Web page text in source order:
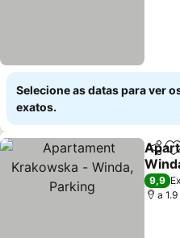
Selecione as datas para ver
exatos.
Ver
9,9
a